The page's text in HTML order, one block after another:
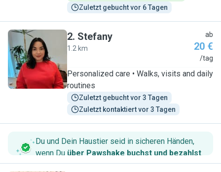
Zuletzt gebucht vor 6 Tagen
S
2. Stefany
1.2 km
ab
20 €
/tag
Personalized care • Walks, visits and daily
routines
Zuletzt gebucht vor 3 Tagen
Zuletzt kontaktiert vor 3 Tagen
Du und Dein Haustier seid in sicheren Händen,
wenn Du über Pawshake buchst und bezahlst.